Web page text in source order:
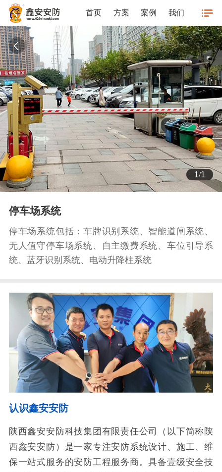
首页 方案 案例 我们
1/1
停车场系统
停车场系统包括：车牌识别系统、智能道闸系统、
无人值守停车场系统、自主缴费系统、车位引导系
统、蓝牙识别系统、电动升降柱系统
认识鑫安安防
陕西鑫安安防科技集团有限责任公司（以下简称陕
西鑫安安防）是一家专注安防系统设计、施工、维
保一站式服务的安防工程服务商。具备壹级安全技